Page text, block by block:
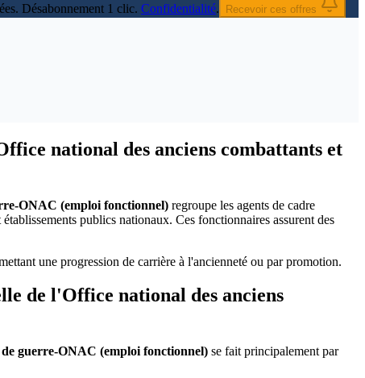
Désabonnement 1 clic. Confidentialité. Recevoir ces offres
national des anciens combattants et
ONAC (emploi fonctionnel) regroupe les agents de cadre
publics nationaux. Ces fonctionnaires assurent des
une progression de carrière à l'ancienneté ou par promotion.
de l'Office national des anciens
de guerre-ONAC (emploi fonctionnel) se fait principalement par